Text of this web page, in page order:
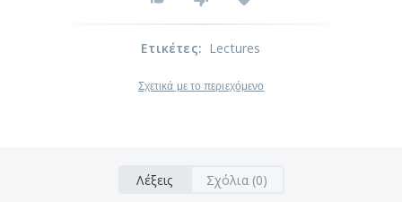
Ετικέτες: Lectures
Σχετικά με το περιεχόμενο
Λέξεις Σχόλια (0)